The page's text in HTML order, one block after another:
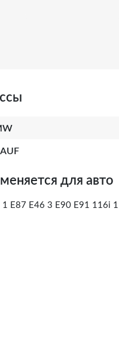
для авто
1 E87 E46 3 E90 E91 116i